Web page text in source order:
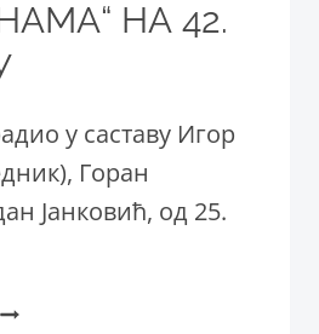
НА 42.
у саставу Игор
Горан
Јанковић, од 25.
НАГРАДА